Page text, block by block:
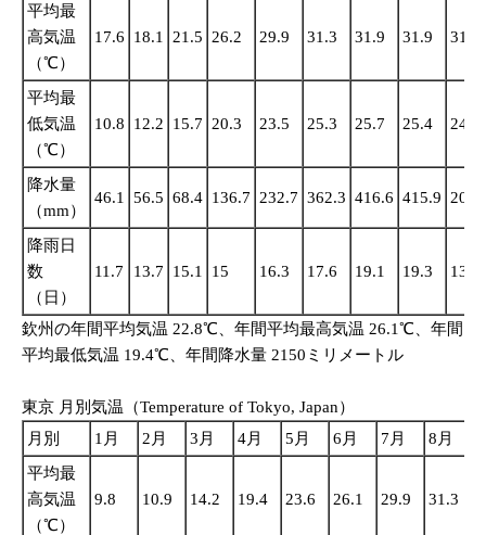
平均最
高気温
（℃）
17.6 18.1 21.5 26.2 29.9 31.3 31.9 31.9 31.3
平均最
低気温
（℃）
10.8 12.2 15.7 20.3 23.5 25.3 25.7 25.4 24.1
降水量
（mm）
46.1 56.5 68.4 136.7 232.7 362.3 416.6 415.9
降雨日
数
（日）
11.7 13.7 15.1 15 16.3 17.6 19.1 19.3 13.5
欽州の年間平均気温 22.8℃、年間平均最高気温 26.1℃、年間
平均最低気温 19.4℃、年間降水量 2150ミリメートル
東京 月別気温（Temperature of Tokyo, Japan）
月別
1月 2月 3月 4月 5月 6月 7月 8月
平均最
高気温
（℃）
9.8 10.9 14.2 19.4 23.6 26.1 29.9 31.3